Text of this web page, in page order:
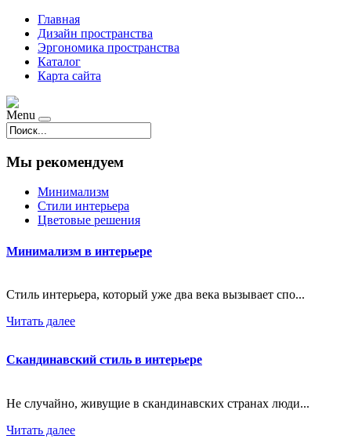
Главная
Дизайн пространства
Эргономика пространства
Каталог
Карта сайта
Menu
Мы рекомендуем
Минимализм
Стили интерьера
Цветовые решения
Минимализм в интерьере
Стиль интерьера, который уже два века вызывает спо...
Читать далее
Скандинавский стиль в интерьере
Не случайно, живущие в скандинавских странах люди...
Читать далее